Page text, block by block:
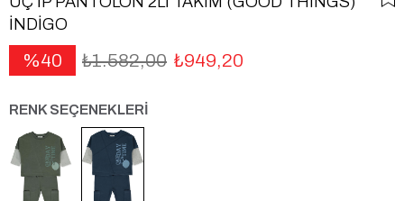
İNDİGO
40 ₺1.582,00 ₺949,20
RENK SEÇENEKLERİ